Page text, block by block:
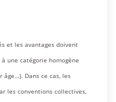
et les avantages doivent
une catégorie homogène
âge…). Dans ce cas, les
les conventions collectives,